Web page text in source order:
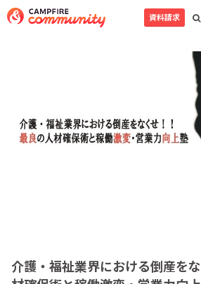
資料請求
介護・福祉業界における倒産を